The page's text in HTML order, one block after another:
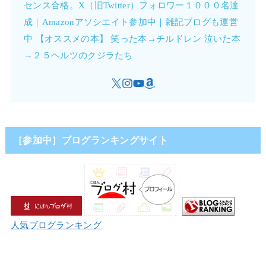
センス合格。X（旧Twitter）フォロワー１０００名達
成｜Amazonアソシエイト参加中｜雑記ブログも運営
中 【オススメの本】 笑った本→チルドレン 泣いた本
→２５ヘルツのクジラたち
［参加中］ブログランキングサイト
人気ブログランキング